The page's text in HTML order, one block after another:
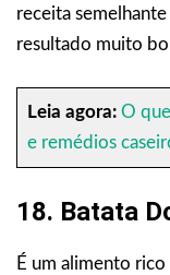
receita
resultado muito
Leia agora: O
e remédios
18. Batata
É um alimento